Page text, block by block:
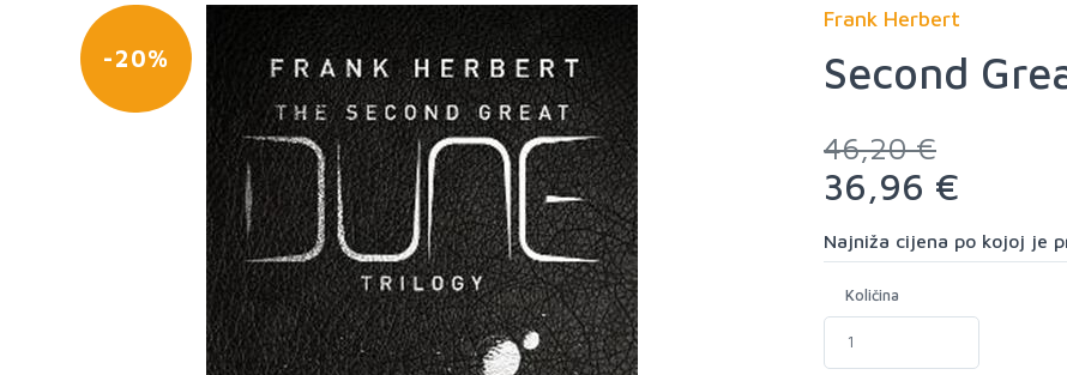
-20%
Frank Herbert
Second
46,20 €
36,96 €
Najniža cijena po kojoj je
Količina